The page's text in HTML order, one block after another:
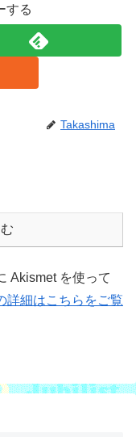
する
Takashima
Akismet を使って
詳細はこちらをご覧